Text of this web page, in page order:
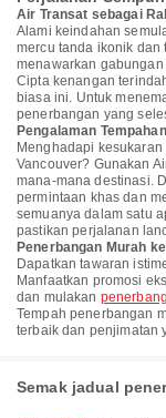
Air Transat sebagai
Alami keindahan
mercu tanda ikonik
menawarkan
Cipta kenangan
biasa ini. Untuk
penerbangan yang
Pengalaman
Menghadapi
Vancouver? Gunakan
mana-mana destinasi.
permintaan khas dan
semuanya dalam satu
pastikan perjalanan
Penerbangan Murah
Dapatkan tawaran
Manfaatkan promosi
dan mulakan
Tempah penerbangan
terbaik dan penjimatan
Semak jadual